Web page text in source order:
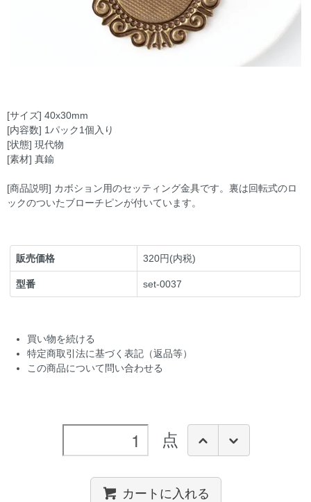
[サイズ] 40x30mm
[内容数] 1パック1個入り
[状態] 現代物
[素材] 真鍮
[商品説明] カボション用のセッティング金具です。裏は回転式のロ
ックのついたブローチピンが付いています。
販売価格 320円(内税)
型番 set-0037
買い物を続ける
特定商取引法に基づく表記（返品等）
この商品について問い合わせる
点
カートに入れる